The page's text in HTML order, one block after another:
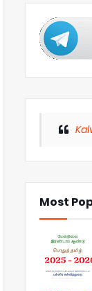
Most